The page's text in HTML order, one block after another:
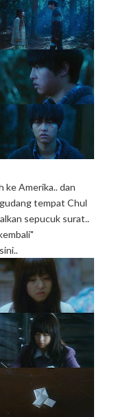
ke Amerika.. dan
tempat Chul
sepucuk surat..